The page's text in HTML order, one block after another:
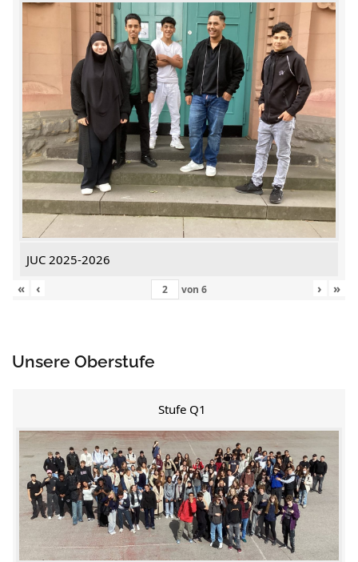
JUC 2025-2026
«
‹ von 6 › »
Unsere Oberstufe
Stufe Q1